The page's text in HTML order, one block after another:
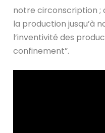
notre circonscription ;
la production jusqu’à
l’inventivité des
confinement”.